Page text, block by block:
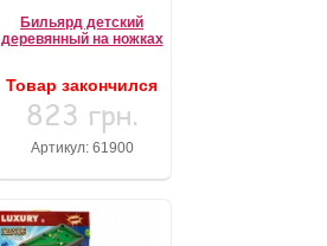
Бильярд детский
деревянный на ножках
Товар закончился
823 грн.
Артикул: 61900